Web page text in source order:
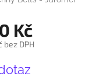
Kč
bez DPH